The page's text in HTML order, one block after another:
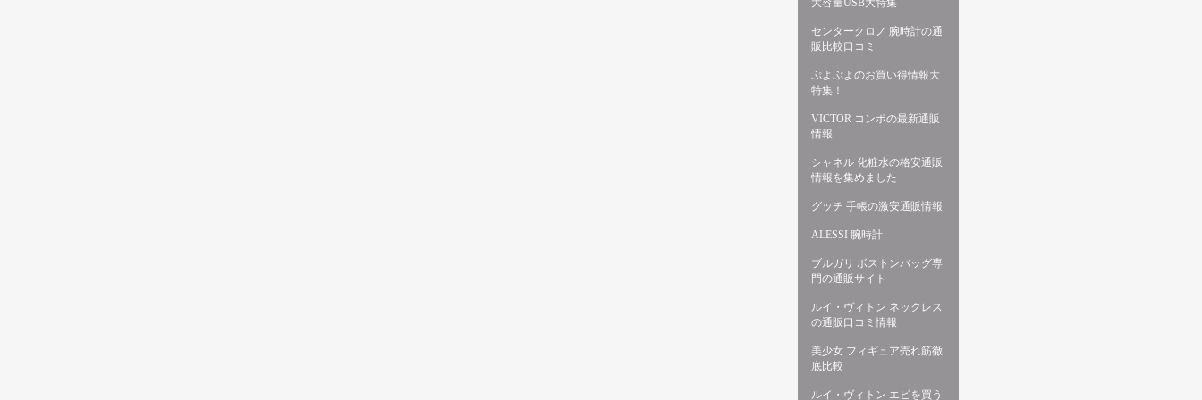
大容量USB大特集
センタークロノ 腕時計の通
販比較口コミ
ぷよぷよのお買い得情報大
特集！
VICTOR コンポの最新通販
情報
シャネル 化粧水の格安通販
情報を集めました
グッチ 手帳の激安通販情報
ALESSI 腕時計
ブルガリ ボストンバッグ専
門の通販サイト
ルイ・ヴィトン ネックレス
の通販口コミ情報
美少女 フィギュア売れ筋徹
底比較
ルイ・ヴィトン エビを買う